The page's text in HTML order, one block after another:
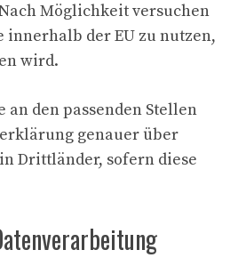
Möglichkeit versuchen
innerhalb der EU zu nutzen,
wird.
den passenden Stellen
genauer über
Drittländer, sofern diese